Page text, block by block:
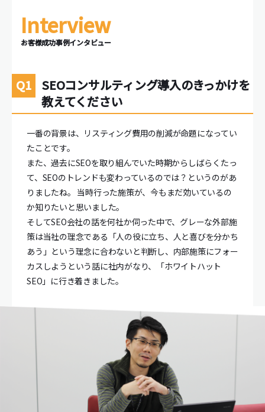
お客様成功事例インタビュー
SEOコンサルティング導入のきっかけを
教えてください
一番の背景は、リスティング費用の削減が命題になってい
たことです。
また、過去にSEOを取り組んでいた時期からしばらくたっ
て、SEOのトレンドも変わっているのでは？というのがあ
りましたね。 当時行った施策が、今もまだ効いているの
か知りたいと思いました。
そしてSEO会社の話を何社か伺った中で、グレーな外部施
策は当社の理念である「人の役に立ち、人と喜びを分かち
あう」という理念に合わないと判断し、内部施策にフォー
カスしようという話に社内がなり、「ホワイトハット
SEO」に行き着きました。